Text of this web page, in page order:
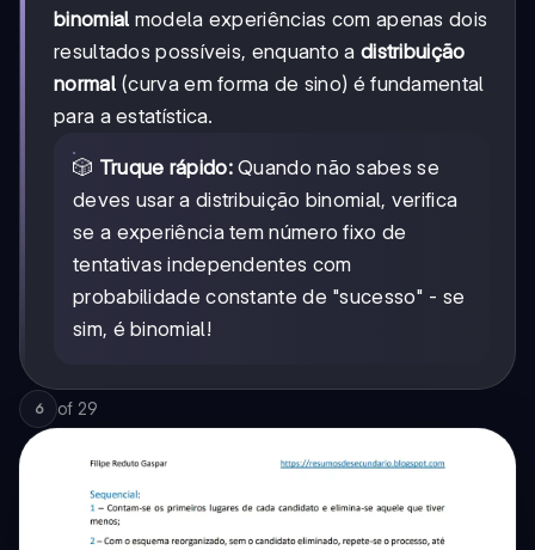
binomial modela experiências com apenas dois
resultados possíveis, enquanto a distribuição
normal(curva em forma de sino) é fundamental
para a estatística.
🎲 Truque rápido:Quando não sabes se
deves usar a distribuição binomial, verifica
se a experiência tem número fixo de
tentativas independentes com
probabilidade constante de "sucesso" - se
sim, é binomial!
6 of 29